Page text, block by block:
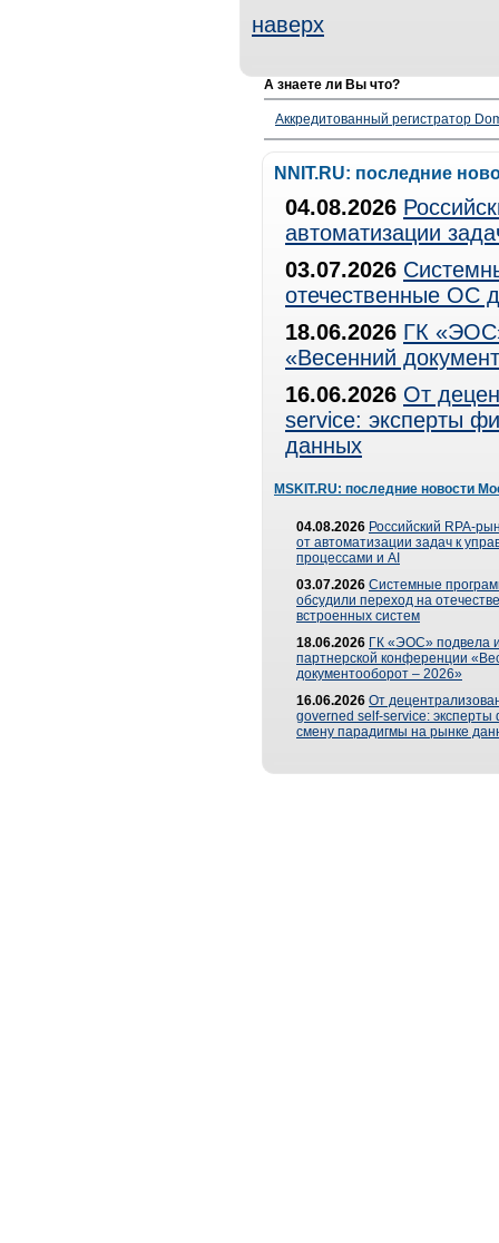
наверх
А знаете ли Вы что?
Аккредитованный регистратор
NNIT.RU: последние
04.08.2026
автоматизации
03.07.2026
отечественные ОС
18.06.2026 ГК
«Весенний
16.06.2026 От
service: эксперты
данных
MSKIT.RU: последние новости
04.08.2026 Российский RPA-
от автоматизации задач к
процессами и AI
03.07.2026 Системные
обсудили переход на
встроенных систем
18.06.2026 ГК «ЭОС» подвела
партнерской конференции
документооборот – 2026»
16.06.2026 От
governed self-service: эксперты
смену парадигмы на рынке